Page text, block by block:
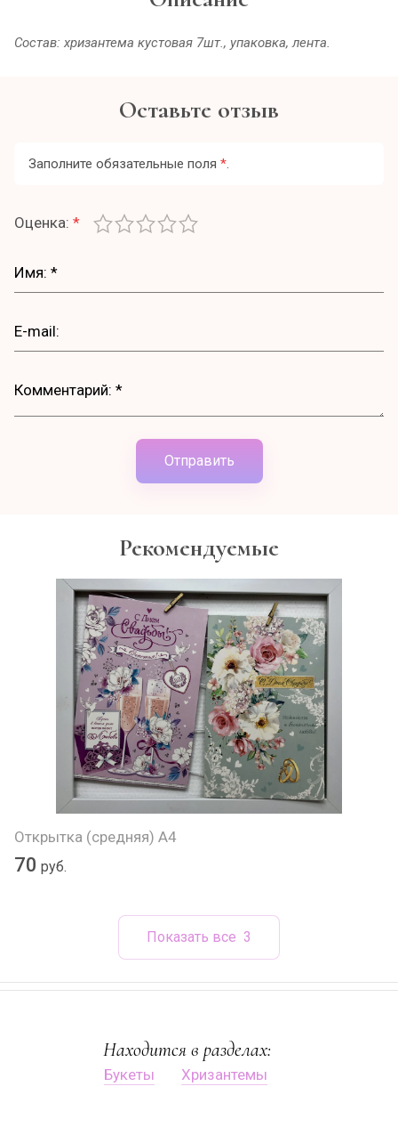
Состав: хризантема кустовая 7шт., упаковка, лента.
Оставьте отзыв
Заполните обязательные поля *.
Оценка: *
Отправить
Рекомендуемые
Открытка (средняя) А4
70 руб.
Показать все 3
Находится в разделах:
Букеты Хризантемы